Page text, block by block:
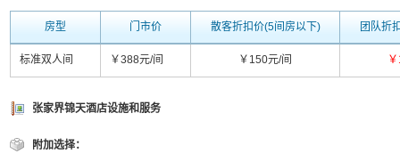
房型 门市价 散客折扣价(5间房以下) 团队折
标准双人间 ￥388元/间 ￥150元/间
张家界锦天酒店设施和服务
附加选择：